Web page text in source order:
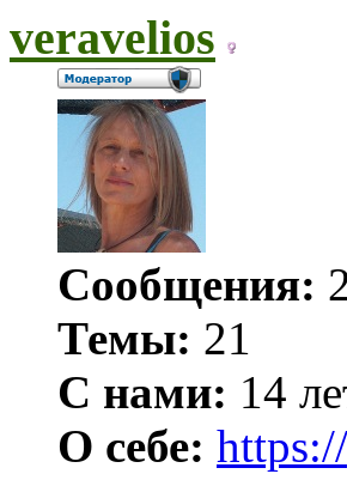
veravelios
Сообщения:
Темы: 21
С нами: 14
О себе: